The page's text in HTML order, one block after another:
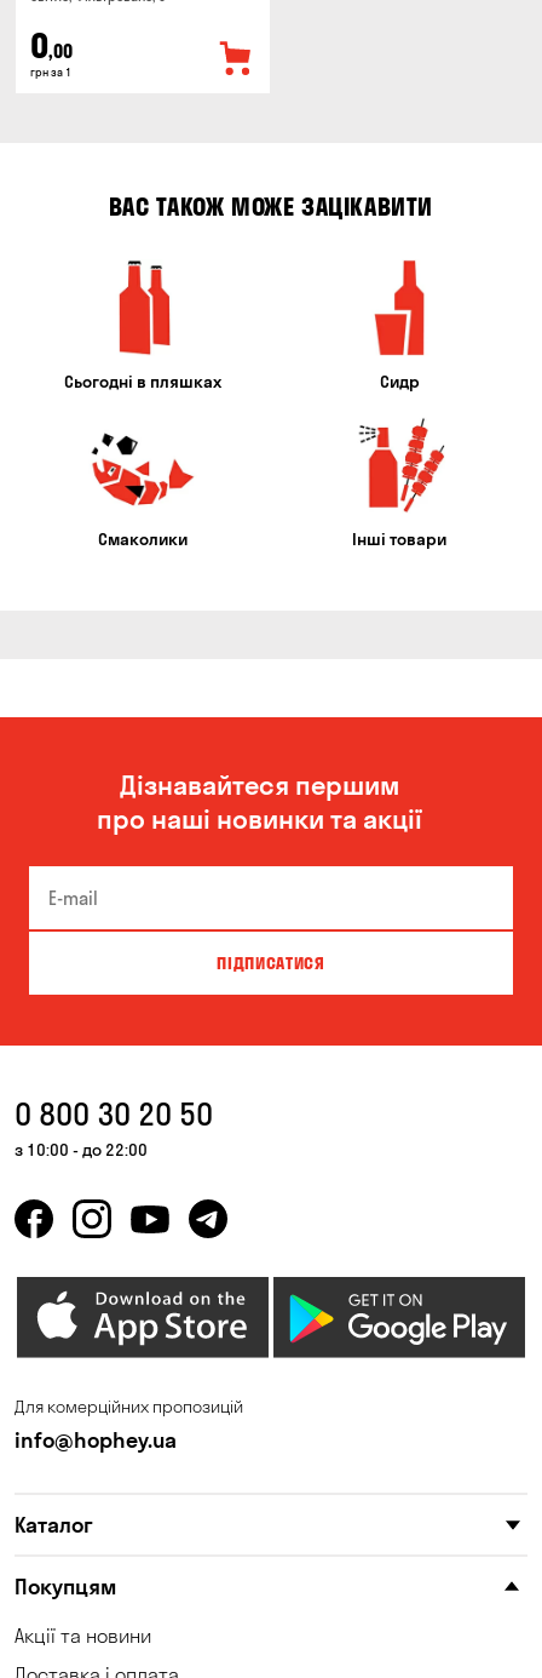
0,00
грн за 1
ВАС ТАКОЖ МОЖЕ ЗАЦІКАВИТИ
Сьогодні в пляшках Сидр
Смаколики Інші товари
Дізнавайтеся першим
про наші новинки та акції
ПІДПИСАТИСЯ
0 800 30 20 50
з 10:00 - до 22:00
Для комерційних пропозицій
info@hophey.ua
Каталог
Покупцям
Акції та новини